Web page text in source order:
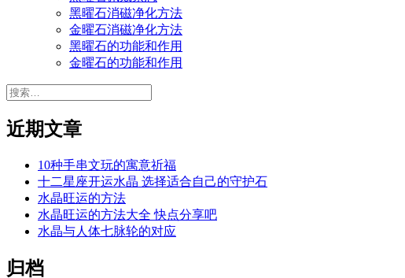
黑曜石消磁净化方法
金曜石消磁净化方法
黑曜石的功能和作用
金曜石的功能和作用
搜
近期文章
10种手串文玩的寓意祈福
十二星座开运水晶 选择适合自己的守护石
水晶旺运的方法
水晶旺运的方法大全 快点分享吧
水晶与人体七脉轮的对应
归档